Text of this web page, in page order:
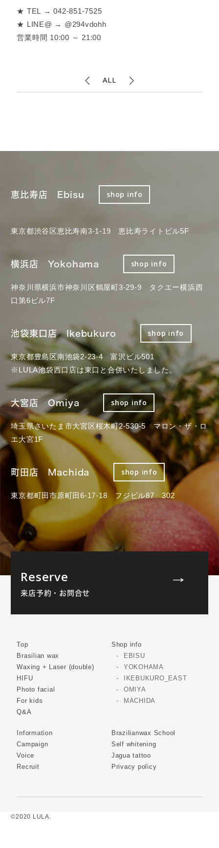
★ TEL → 042-851-7525
★ LINE@ → @294vdohh
営業時間 10:00 ～ 21:00
ALL
恵比寿店 Ebisu shop info
東京都渋谷区恵比寿南3-1-19 恵比寿ライトビル5F
横浜店 Yokohama shop info
神奈川県横浜市神奈川区鶴屋町3-29-9 タクエー横浜西
口第6ビル7F
池袋東口店 Ikebukuro shop info
東京都豊島区南池袋2-23-4 富沢ビル501
※LULA池袋西口店は東口と合併いたしました。
大宮店 Omiya shop info
埼玉県さいたま市大宮区桜木町2-530-5 マロン・ザ・ロ
エ大宮1F
町田店 Machida shop info
東京都町田市原町田6-17-18 フジビル87 302
Reserve
来店予約・お問合せ
Top
Brasilian wax
Waxing + Laser (double)
HIFU
Photo facial
For kids
Q&A
Shop info
EBISU
YOKOHAMA
IKEBUKURO_EAST
OMIYA
MACHIDA
Information
Campaign
Voice
Recruit
Brazilianwax School
Self whitening
Jagua tattoo
Privacy policy
©2020 LULA.